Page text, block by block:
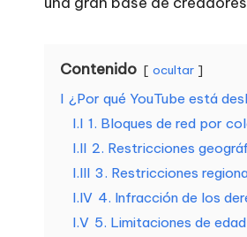
a
Contenido ocultar
I ¿Por qué YouTube está
I.I 1. Bloques de red por
I.II 2. Restricciones
I.III 3. Restricciones
I.IV 4. Infracción de los
I.V 5. Limitaciones de